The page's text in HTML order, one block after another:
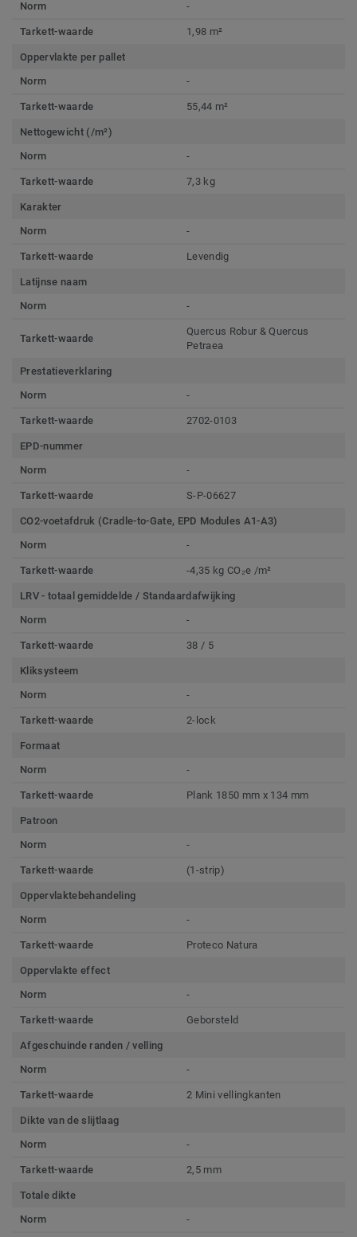
Norm -
Tarkett-waarde 1,98 m²
Oppervlakte per pallet
Norm
-
Tarkett-waarde 55,44 m²
Nettogewicht (/m²)
Norm
-
Tarkett-waarde 7,3 kg
Karakter
Norm
-
Tarkett-waarde Levendig
Latijnse naam
Norm
-
Tarkett-waarde
Quercus Robur & Quercus
Petraea
Prestatieverklaring
Norm
-
Tarkett-waarde 2702-0103
EPD-nummer
Norm
-
Tarkett-waarde S-P-06627
CO2-voetafdruk (Cradle-to-Gate, EPD Modules A1-A3)
Norm
-
Tarkett-waarde -4,35 kg CO₂e /m²
LRV - totaal gemiddelde / Standaardafwijking
Norm
-
Tarkett-waarde 38 / 5
Kliksysteem
Norm
-
Tarkett-waarde 2-lock
Formaat
Norm
-
Tarkett-waarde Plank 1850 mm x 134 mm
Patroon
Norm
-
Tarkett-waarde (1-strip)
Oppervlaktebehandeling
Norm
-
Tarkett-waarde Proteco Natura
Oppervlakte effect
Norm
-
Tarkett-waarde Geborsteld
Afgeschuinde randen / velling
Norm
-
Tarkett-waarde 2 Mini vellingkanten
Dikte van de slijtlaag
Norm
-
Tarkett-waarde 2,5 mm
Totale dikte
Norm
-